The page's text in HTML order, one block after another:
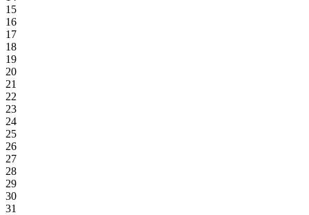
15
16
17
18
19
20
21
22
23
24
25
26
27
28
29
30
31